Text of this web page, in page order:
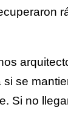
si se
Si no